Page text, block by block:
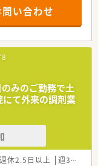
。
め！
心です。
などの処方箋をメイン
の忙しさがわかりま
の指導なども経験で
問い合わせ
みのご勤務で土
て外来の調剤業
週休2.5日以上 週32h以上